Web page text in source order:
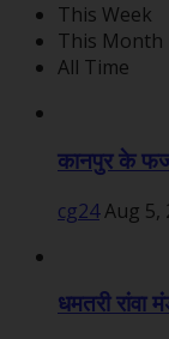
This Week
This Month
All Time
कानपुर के
cg24Aug 5,
धमतरी रांवा